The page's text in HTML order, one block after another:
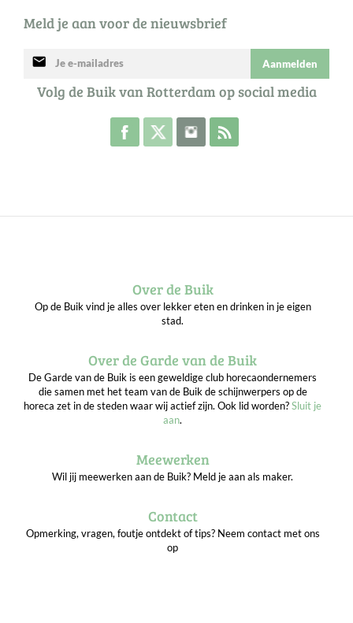
Meld je aan voor de nieuwsbrief
mail Aanmelden
Volg de Buik van Rotterdam op social media
Volg de Buik op Facebook
Volg de Buik op Twitter
Volg de Buik op Instagram
Over de Buik
Op de Buik vind je alles over lekker eten en drinken in je eigen
stad.
Over de Garde van de Buik
De Garde van de Buik is een geweldige club horecaondernemers
die samen met het team van de Buik de schijnwerpers op de
horeca zet in de steden waar wij actief zijn. Ook lid worden?Sluit je
aan.
Meewerken
Wil jij meewerken aan de Buik? Meld je aan als maker.
Contact
Opmerking, vragen, foutje ontdekt of tips? Neem contact met ons
op